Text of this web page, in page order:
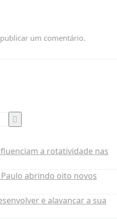
um comentário.
a rotatividade nas
abrindo oito novos
e alavancar a sua